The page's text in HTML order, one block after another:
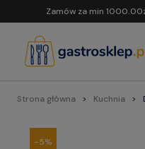
Zamów za min
Strona główna Kuchnia
-5%